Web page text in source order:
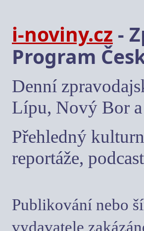
i-noviny.cz -
Program
Denní
Lípu, Nový Bor
Přehledný
reportáže,
Publikování nebo
vydavatele